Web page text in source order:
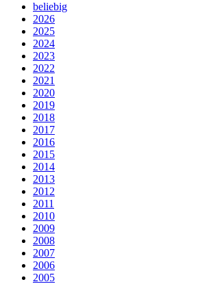
beliebig
2026
2025
2024
2023
2022
2021
2020
2019
2018
2017
2016
2015
2014
2013
2012
2011
2010
2009
2008
2007
2006
2005